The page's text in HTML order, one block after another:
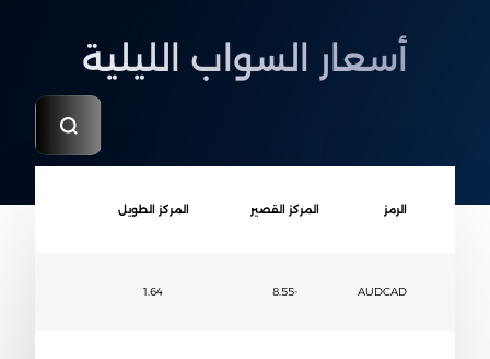
أسعار السواب الليلية
الرمز المركز القصير المركز الطويل
AUDCAD
-8.55
1.64